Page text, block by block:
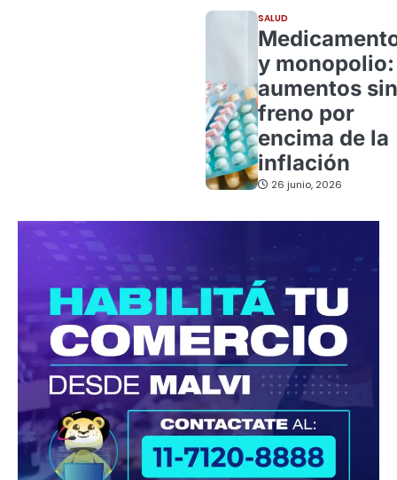
SALUD
y monopolio:
aumentos sin
freno por
encima de la
inflación
26 junio, 2026